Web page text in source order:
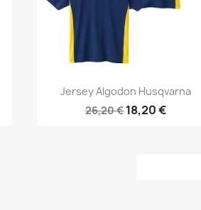
Vista rápida
Jersey Algodon Husqvarna
26,20 €18,20 €